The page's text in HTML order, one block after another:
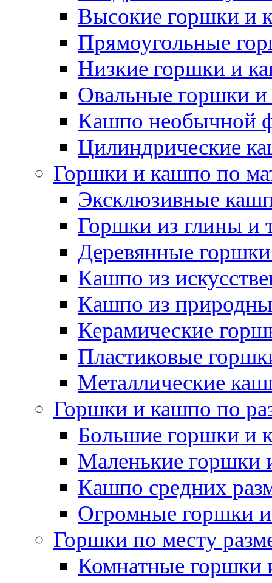
Высокие горшки и
Прямоугольные
Низкие горшки и
Овальные горшки
Кашпо необычной
Цилиндрические
Горшки и кашпо по
Эксклюзивные
Горшки из глины и
Деревянные
Кашпо из
Кашпо из
Керамические
Пластиковые
Металлические
Горшки и кашпо по
Большие горшки и
Маленькие горшки
Кашпо средних
Огромные горшки
Горшки по месту
Комнатные горшки